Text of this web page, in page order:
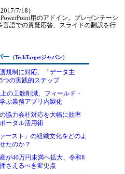
2017/7/18）
用のアドイン。プレゼンテーシ
言語での質疑応答、スライドの翻訳を行
ー （TechTargetジャパン）
規制に対応、「データ主
つの実践的ステップ
の工数削減、フィールド・
ぶ業務アプリ内製化
協力会社対応を大幅に効率
ータル活用術
ースト」の組織文化をどのよ
たのか？
が40万円未満へ拡大、令和8
さえるべき変更点